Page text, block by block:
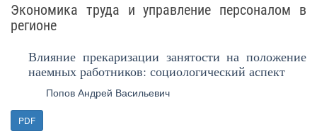
Экономика труда и управление персоналом в
регионе
Влияние прекаризации занятости на положение
наемных работников: социологический аспект
Попов Андрей Васильевич
PDF